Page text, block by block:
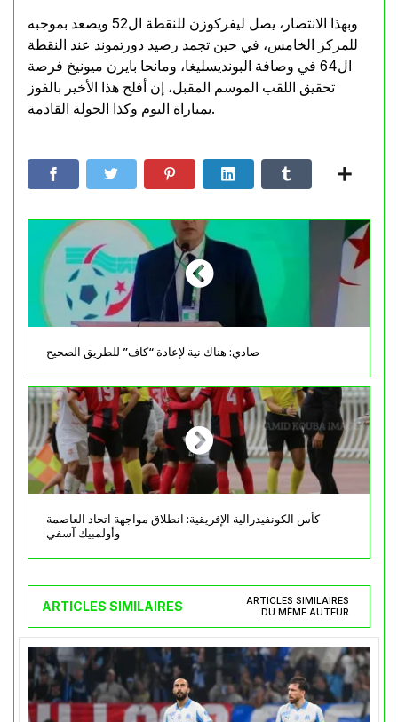
وبهذا الانتصار، يصل ليفركوزن للنقطة ال52 ويصعد بموجبه
للمركز الخامس، في حين تجمد رصيد دورتموند عند النقطة
ال64 في وصافة البونديسليغا، ومانحا بايرن ميونيخ فرصة
تحقيق اللقب الموسم المقبل، إن أفلح هذا الأخير بالفوز
بمباراة اليوم وكذا الجولة القادمة.
صادي: هناك نية لإعادة “كاف” للطريق الصحيح
كأس الكونفيدرالية الإفريقية: انطلاق مواجهة اتحاد العاصمة
وأولمبيك آسفي
ARTICLES SIMILAIRES
ARTICLES SIMILAIRES
DU MÊME AUTEUR